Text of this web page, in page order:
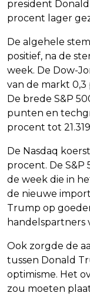
president
procent lager
De algehele
positief, na de
week. De Dow-
van de markt 0,3
De brede S&P
punten en
procent tot
De Nasdaq
procent. De S&P
de week die in
de nieuwe
Trump op
handelspartners
Ook zorgde de
tussen Donald
optimisme. Het
zou moeten